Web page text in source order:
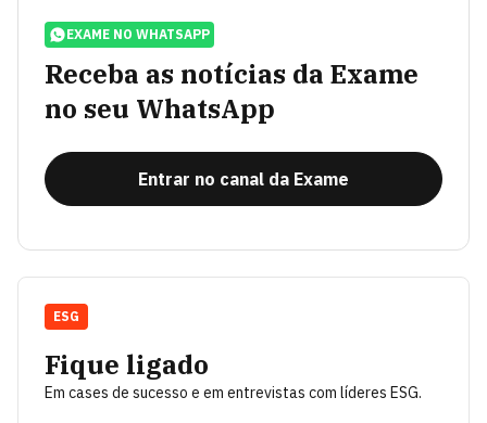
EXAME NO WHATSAPP
Receba as notícias da Exame
no seu WhatsApp
Entrar no canal da Exame
Fique ligado
Em cases de sucesso e em entrevistas com líderes ESG.
ESG